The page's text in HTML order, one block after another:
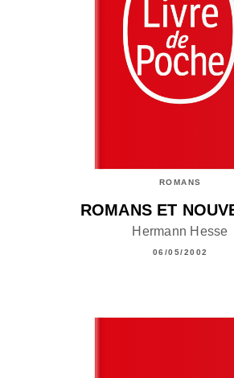
ROMANS
ROMANS ET
Hermann Hesse
06/05/2002